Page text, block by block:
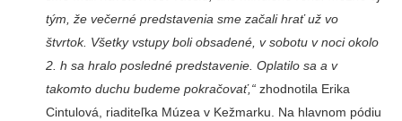
tým, že večerné predstavenia sme začali hrať už vo
štvrtok. Všetky vstupy boli obsadené, v sobotu v noci okolo
2. h sa hralo posledné predstavenie. Oplatilo sa a v
takomto duchu budeme pokračovať,“ zhod­notila Erika
Cintulová, ria­diteľka Múzea v Kežmarku. Na hlavnom pódiu